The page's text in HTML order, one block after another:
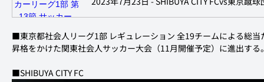
■東京都社会人リーグ1部 レギュレーション 全19チームによる総
昇格をかけた関東社会人サッカー大会（11月開催予定）に進出する
■SHIBUYA CITY FC